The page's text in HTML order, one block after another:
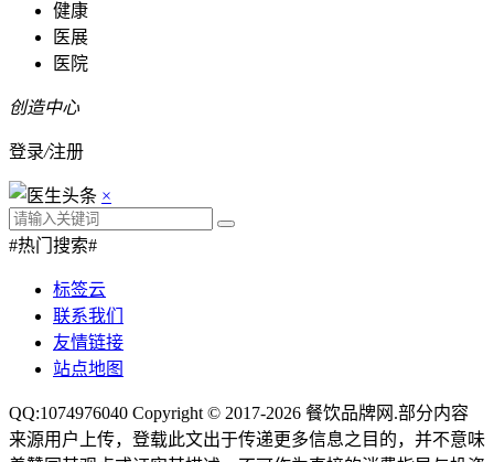
健康
医展
医院
创造中心
登录/注册
×
#热门搜索#
标签云
联系我们
友情链接
站点地图
QQ:1074976040 Copyright © 2017-2026 餐饮品牌网 .部分内容
来源用户上传，登载此文出于传递更多信息之目的，并不意味